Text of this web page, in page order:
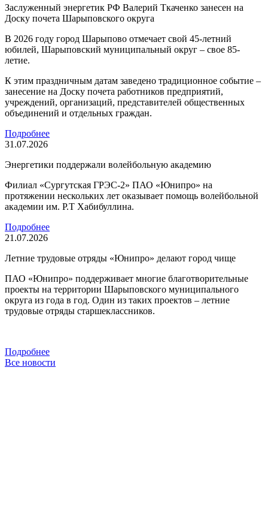
Заслуженный энергетик РФ Валерий Ткаченко занесен на
Доску почета Шарыповского округа
В 2026 году город Шарыпово отмечает свой 45-летний
юбилей, Шарыповский муниципальный округ – свое 85-
летие.
К этим праздничным датам заведено традиционное событие –
занесение на Доску почета работников предприятий,
учреждений, организаций, представителей общественных
объединений и отдельных граждан.
Подробнее
31.07.2026
Энергетики поддержали волейбольную академию
Филиал «Сургутская ГРЭС-2» ПАО «Юнипро» на
протяжении нескольких лет оказывает помощь волейбольной
академии им. Р.Т Хабибуллина.
Подробнее
21.07.2026
Летние трудовые отряды «Юнипро» делают город чище
ПАО «Юнипро» поддерживает многие благотворительные
проекты на территории Шарыповского муниципального
округа из года в год. Один из таких проектов – летние
трудовые отряды старшеклассников.
Подробнее
Все новости